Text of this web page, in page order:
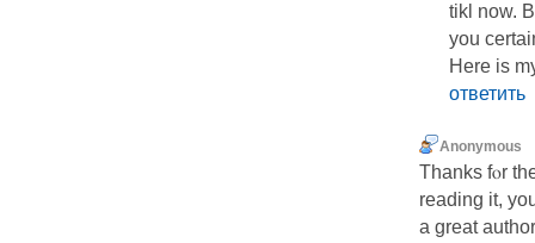
tikl now.
you
Here is
ответить
Anonymous
Thanks fⲟr
reading it,
a great